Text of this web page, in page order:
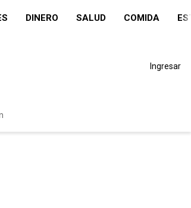
DINERO SALUD COMIDA
Ingresar